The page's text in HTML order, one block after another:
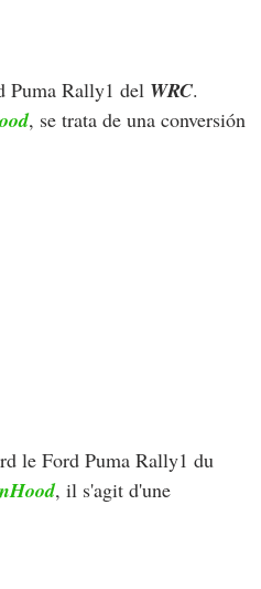
Puma Rally1 del WRC.
, se trata de una conversión
le Ford Puma Rally1 du
, il s'agit d'une